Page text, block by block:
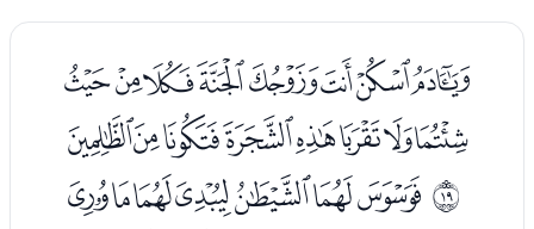
ﮤﮥﮦﮧﮨﮩﮪﮫ
ﮬﮭﮮﮯﮰﮱﯓﯔ
ﰒﯖﯗﯘﯙﯚﯛﯜ